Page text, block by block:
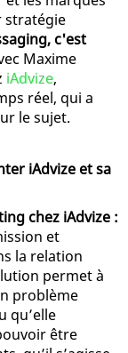
stratégie
c'est
Maxime
iAdvize,
réel, qui a
le sujet.
iAdvize et sa
chez iAdvize :
et
la relation
permet à
problème
qu’elle
être